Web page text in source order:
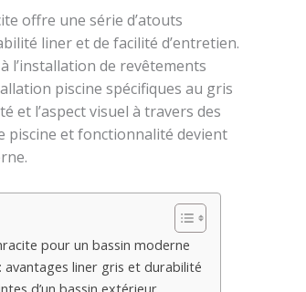
offre une série d’atouts
liner et de facilité d’entretien.
l’installation de revêtements
piscine spécifiques au gris
et l’aspect visuel à travers des
piscine et fonctionnalité devient
pour un bassin moderne
avantages liner gris et durabilité
d’un bassin extérieur